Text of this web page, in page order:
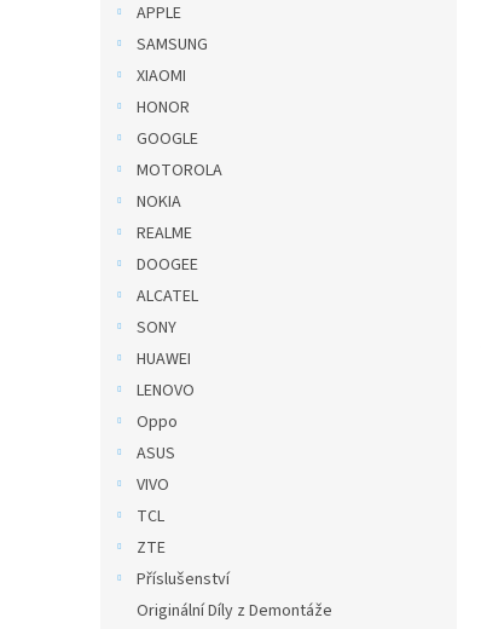
APPLE
SAMSUNG
XIAOMI
HONOR
GOOGLE
MOTOROLA
NOKIA
REALME
DOOGEE
ALCATEL
SONY
HUAWEI
LENOVO
Oppo
ASUS
VIVO
TCL
ZTE
Příslušenství
Originální Díly z Demontáže